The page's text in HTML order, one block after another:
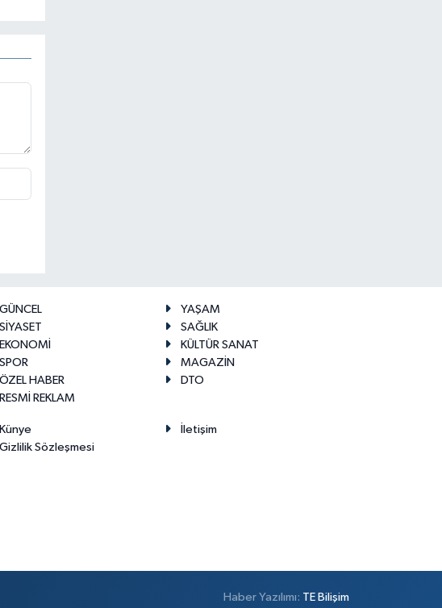
GÜNCEL
YAŞAM
SİYASET
SAĞLIK
EKONOMİ
KÜLTÜR SANAT
SPOR
MAGAZİN
ÖZEL HABER
DTO
RESMİ REKLAM
Künye
İletişim
Gizlilik Sözleşmesi
Haber Yazılımı: TE Bilişim